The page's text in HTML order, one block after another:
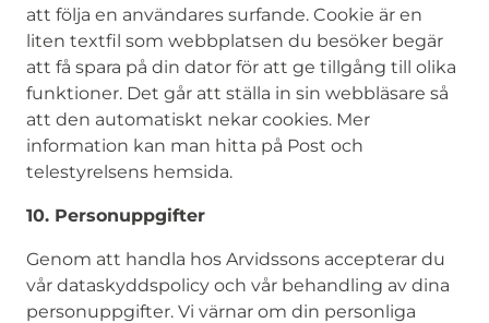
att följa en användares surfande. Cookie är en
liten textfil som webbplatsen du besöker begär
att få spara på din dator för att ge tillgång till olika
funktioner. Det går att ställa in sin webbläsare så
att den automatiskt nekar cookies. Mer
information kan man hitta på Post och
telestyrelsens hemsida.
10. Personuppgifter
Genom att handla hos Arvidssons accepterar du
vår dataskyddspolicy och vår behandling av dina
personuppgifter. Vi värnar om din personliga